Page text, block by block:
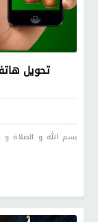
تحويل
بسم الله و الصلاة